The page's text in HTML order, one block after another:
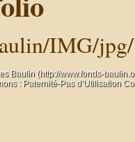
IMG/
Baulin (http://www.fonds-
: Paternité-Pas d’Utilisation